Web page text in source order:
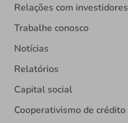
Relações com investidores
Trabalhe conosco
Notícias
Relatórios
Capital social
Cooperativismo de crédito